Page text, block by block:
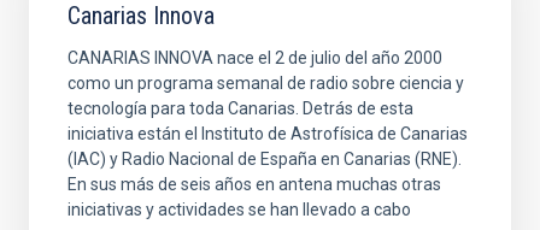
Canarias Innova
CANARIAS INNOVA nace el 2 de julio del año 2000
como un programa semanal de radio sobre ciencia y
tecnología para toda Canarias. Detrás de esta
iniciativa están el Instituto de Astrofísica de Canarias
(IAC) y Radio Nacional de España en Canarias (RNE).
En sus más de seis años en antena muchas otras
iniciativas y actividades se han llevado a cabo